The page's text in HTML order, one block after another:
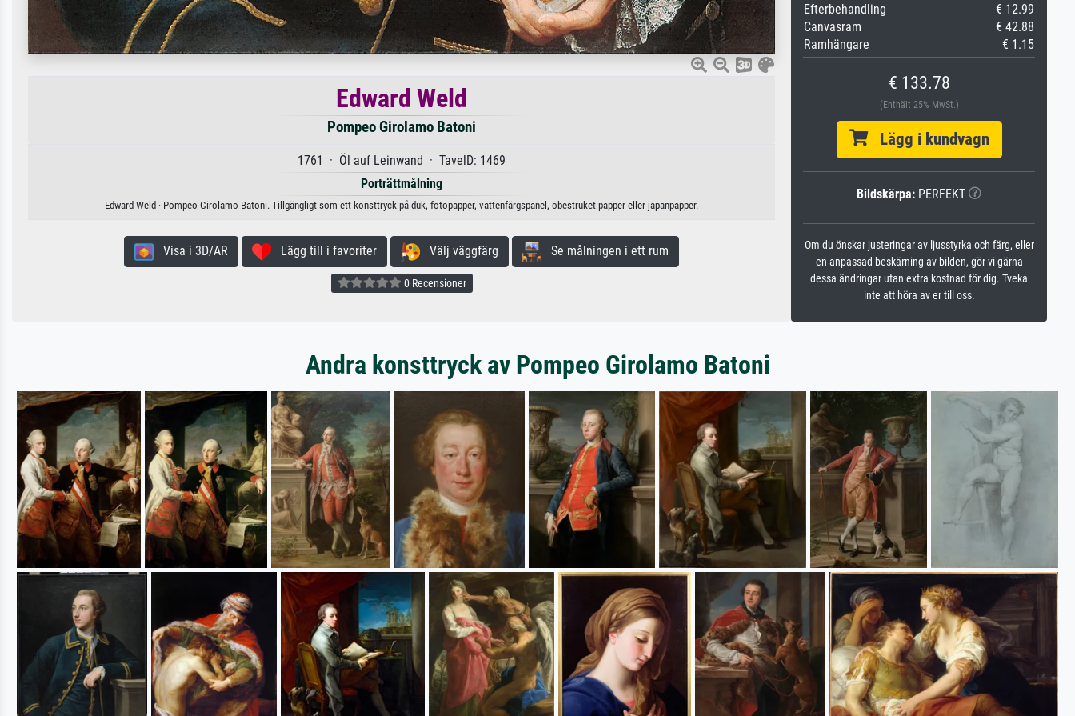
Edward Weld
Pompeo Girolamo Batoni
1761 · Öl auf Leinwand · TavelD: 1469
Porträttmålning
Edward Weld · Pompeo Girolamo Batoni. Tillgängligt som ett konsttryck på duk, fotopapper, vattenfärgspanel, obestruket papper eller japanpapper.
Visa i 3D/AR Lägg till i favoriter Välj väggfärg Se målningen i ett rum
0 Recensioner
Efterbehandling
€ 12.99
Canvasram
€ 42.88
Ramhängare
€ 1.15
€ 133.78
(Enthält 25% MwSt.)
Lägg i kundvagn
Bildskärpa: PERFEKT
Om du önskar justeringar av ljusstyrka och färg, eller
en anpassad beskärning av bilden, gör vi gärna
dessa ändringar utan extra kostnad för dig. Tveka
inte att höra av er till oss.
Andra konsttryck av Pompeo Girolamo Batoni